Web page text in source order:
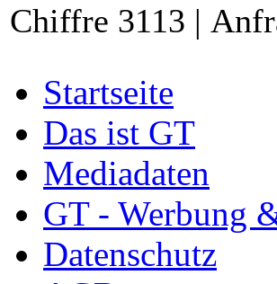
Chiffre 3113 |
Startseite
Das ist GT
Mediadaten
GT - Werbung
Datenschutz